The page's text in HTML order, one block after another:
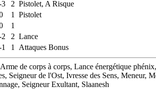
3 2 Pistolet, A Risque
1
Pistolet
1
2 Lance
1 Attaques Bonus
de corps à corps, Lance énergétique
Seigneur de l'Ost, Ivresse des Sens, Meneur,
Seigneur Exultant, Slaanesh